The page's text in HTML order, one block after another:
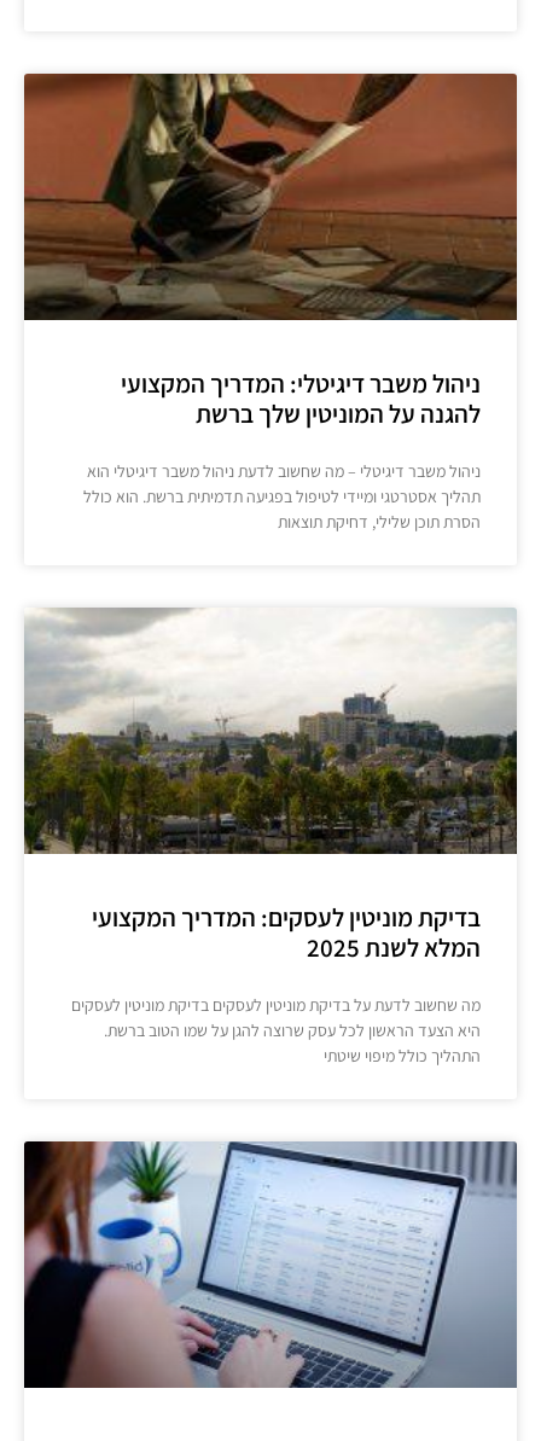
ניהול משבר דיגיטלי: המדריך המקצועי
להגנה על המוניטין שלך ברשת
ניהול משבר דיגיטלי – מה שחשוב לדעת ניהול משבר דיגיטלי הוא
תהליך אסטרטגי ומיידי לטיפול בפגיעה תדמיתית ברשת. הוא כולל
הסרת תוכן שלילי, דחיקת תוצאות
בדיקת מוניטין לעסקים: המדריך המקצועי
המלא לשנת 2025
מה שחשוב לדעת על בדיקת מוניטין לעסקים בדיקת מוניטין לעסקים
היא הצעד הראשון לכל עסק שרוצה להגן על שמו הטוב ברשת.
התהליך כולל מיפוי שיטתי